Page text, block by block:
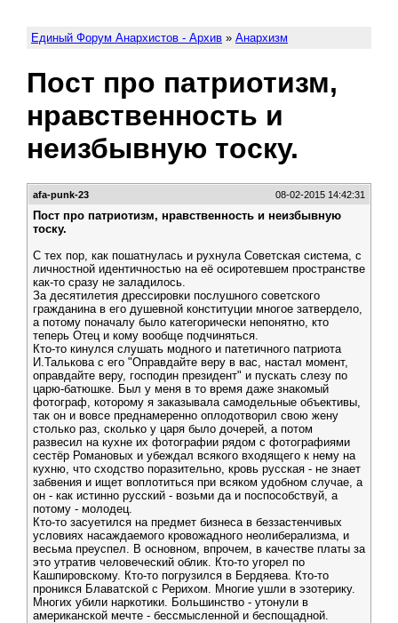
Единый Форум Анархистов - Архив » Анархизм
Пост про патриотизм,
нравственность и
неизбывную тоску.
afa-punk-23 08-02-2015 14:42:31
Пост про патриотизм, нравственность и неизбывную
тоску.
С тех пор, как пошатнулась и рухнула Советская система, с
личностной идентичностью на её осиротевшем пространстве
как-то сразу не заладилось.
За десятилетия дрессировки послушного советского
гражданина в его душевной конституции многое затвердело,
а потому поначалу было категорически непонятно, кто
теперь Отец и кому вообще подчиняться.
Кто-то кинулся слушать модного и патетичного патриота
И.Талькова с его "Оправдайте веру в вас, настал момент,
оправдайте веру, господин президент" и пускать слезу по
царю-батюшке. Был у меня в то время даже знакомый
фотограф, которому я заказывала самодельные объективы,
так он и вовсе преднамеренно оплодотворил свою жену
столько раз, сколько у царя было дочерей, а потом
развесил на кухне их фотографии рядом с фотографиями
сестёр Романовых и убеждал всякого входящего к нему на
кухню, что сходство поразительно, кровь русская - не знает
забвения и ищет воплотиться при всяком удобном случае, а
он - как истинно русский - возьми да и поспособствуй, а
потому - молодец.
Кто-то засуетился на предмет бизнеса в беззастенчивых
условиях насаждаемого кровожадного неолиберализма, и
весьма преуспел. В основном, впрочем, в качестве платы за
это утратив человеческий облик. Кто-то угорел по
Кашпировскому. Кто-то погрузился в Бердяева. Кто-то
проникся Блаватской с Рерихом. Многие ушли в эзотерику.
Многих убили наркотики. Большинство - утонули в
американской мечте - бессмысленной и беспощадной.